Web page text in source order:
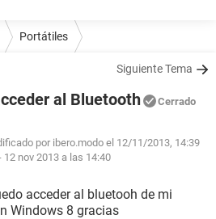
Portátiles
Siguiente Tema
al Bluetooth Cerrado
por ibero.modo el 12/11/2013, 14:39
12 nov 2013 a las 14:40
acceder al bluetooh de mi
Windows 8 gracias